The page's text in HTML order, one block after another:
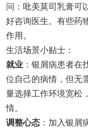
问：吡美莫司乳膏可
好咨询医生。有些药
作用。
生活场景小贴士：
就业：银屑病患者在
位自己的病情，但无
量选择工作环境宽松
情。
调整心态：加入银屑